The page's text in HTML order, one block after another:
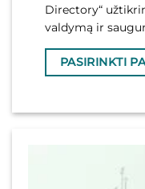
Directory“
valdymą ir
PASIRINKTI